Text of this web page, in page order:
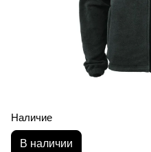
Наличие
В наличии